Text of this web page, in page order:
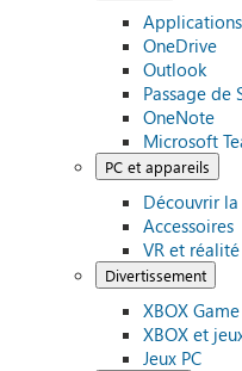
OneDrive
Outlook
Passage de
OneNote
Microsoft
PC et appareils
Découvrir
Accessoires
VR et
Divertissement
XBOX
XBOX et
Jeux PC